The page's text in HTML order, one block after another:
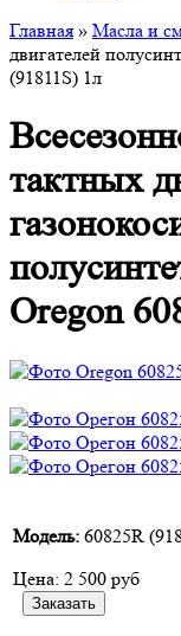
Главная » Масла и
двигателей
(91811S) 1л
тактных
Oregon
Модель: 60825R
Цена: 2 500 руб